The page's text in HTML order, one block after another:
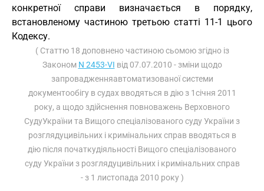
конкретної справи визначається в порядку,
встановленому частиною третьою статті 11-1 цього
Кодексу.
( Статтю 18 доповнено частиною сьомою згідно із
Законом N 2453-VI від 07.07.2010 - зміни щодо
запровадженняавтоматизованої системи
документообігу в судах вводяться в дію з 1січня 2011
року, а щодо здійснення повноважень Верховного
СудуУкраїни та Вищого спеціалізованого суду України з
розглядуцивільних і кримінальних справ вводяться в
дію після початкудіяльності Вищого спеціалізованого
суду України з розглядуцивільних і кримінальних справ
- з 1 листопада 2010 року )